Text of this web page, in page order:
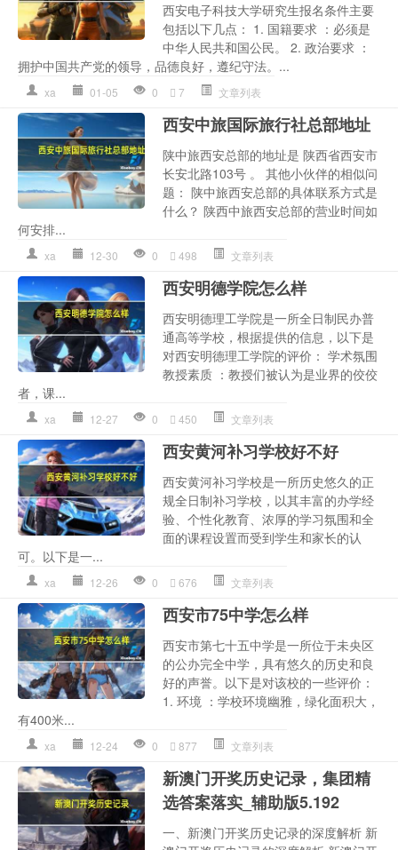
西安电子科技大学研究生报名条件主要
包括以下几点： 1. 国籍要求 ：必须是
中华人民共和国公民。 2. 政治要求 ：
拥护中国共产党的领导，品德良好，遵纪守法。...
xa 01-05 0 7 文章列表
西安中旅国际旅行社总部地址
陕中旅西安总部的地址是 陕西省西安市
长安北路103号 。 其他小伙伴的相似问
题： 陕中旅西安总部的具体联系方式是
什么？ 陕西中旅西安总部的营业时间如
何安排...
xa 12-30 0 498 文章列表
西安明德学院怎么样
西安明德理工学院是一所全日制民办普
通高等学校，根据提供的信息，以下是
对西安明德理工学院的评价： 学术氛围
教授素质 ：教授们被认为是业界的佼佼
者，课...
xa 12-27 0 450 文章列表
西安黄河补习学校好不好
西安黄河补习学校是一所历史悠久的正
规全日制补习学校，以其丰富的办学经
验、个性化教育、浓厚的学习氛围和全
面的课程设置而受到学生和家长的认
可。以下是一...
xa 12-26 0 676 文章列表
西安市75中学怎么样
西安市第七十五中学是一所位于未央区
的公办完全中学，具有悠久的历史和良
好的声誉。以下是对该校的一些评价：
1. 环境 ：学校环境幽雅，绿化面积大，
有400米...
xa 12-24 0 877 文章列表
新澳门开奖历史记录，集团精
选答案落实_辅助版5.192
一、新澳门开奖历史记录的深度解析 新